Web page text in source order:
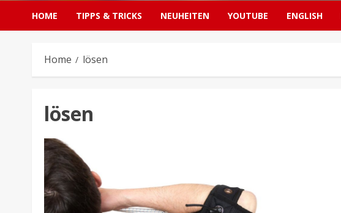
HOME TIPPS & TRICKS NEUHEITEN YOUTUBE ENGLISH
Home lösen
lösen